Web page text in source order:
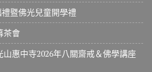
暨佛光兒童開學禮
茶會
惠中寺2026年八關齋戒＆佛學講座